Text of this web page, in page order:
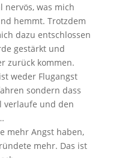
nervös, was mich
hemmt. Trotzdem
dazu entschlossen
gestärkt und
zurück kommen.
weder Flugangst
sondern dass
verlaufe und den
mehr Angst haben,
mehr. Das ist